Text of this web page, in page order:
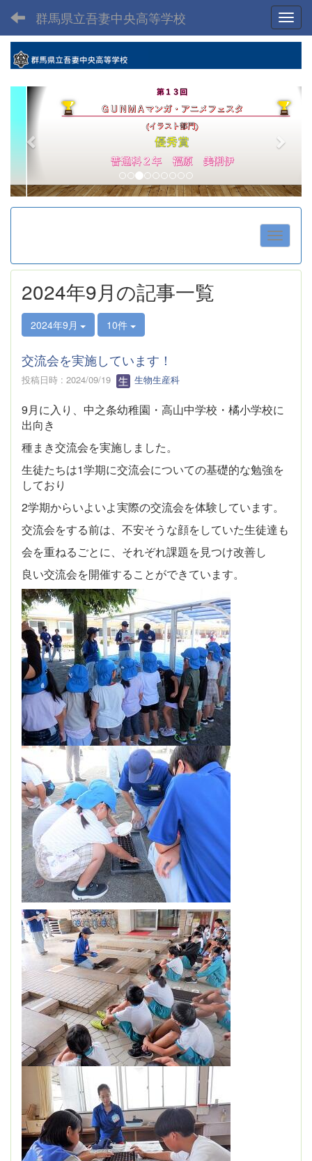
群馬県立吾妻中央高等学校
p
r
e
v
o
u
n
e
t
2024年9月の記事一覧
2024年9月 10件
交流会を実施しています！
投稿日時 : 2024/09/19 生物生産科
9月に入り、中之条幼稚園・高山中学校・橘小学校に
出向き
種まき交流会を実施しました。
生徒たちは1学期に交流会についての基礎的な勉強を
しており
2学期からいよいよ実際の交流会を体験しています。
交流会をする前は、不安そうな顔をしていた生徒達も
会を重ねるごとに、それぞれ課題を見つけ改善し
良い交流会を開催することができています。